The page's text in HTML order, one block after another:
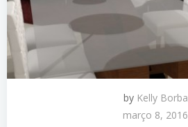
by Kelly Borba
março 8, 2016